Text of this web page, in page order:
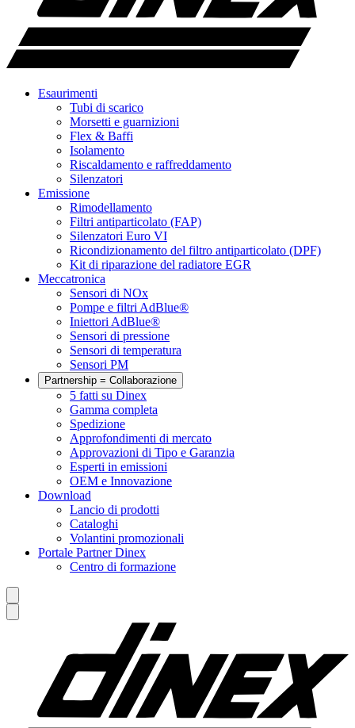
Esaurimenti
Tubi di scarico
Morsetti e guarnizioni
Flex & Baffi
Isolamento
Riscaldamento e raffreddamento
Silenzatori
Emissione
Rimodellamento
Filtri antiparticolato (FAP)
Silenzatori Euro VI
Ricondizionamento del filtro antiparticolato (DPF)
Kit di riparazione del radiatore EGR
Meccatronica
Sensori di NOx
Pompe e filtri AdBlue®
Iniettori AdBlue®
Sensori di pressione
Sensori di temperatura
Sensori PM
Partnership = Collaborazione
5 fatti su Dinex
Gamma completa
Spedizione
Approfondimenti di mercato
Approvazioni di Tipo e Garanzia
Esperti in emissioni
OEM e Innovazione
Download
Lancio di prodotti
Cataloghi
Volantini promozionali
Portale Partner Dinex
Centro di formazione